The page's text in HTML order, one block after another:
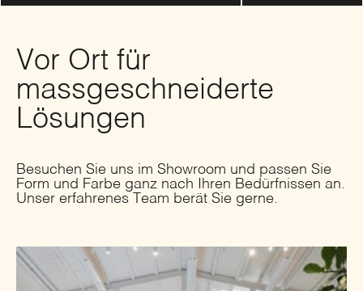
Vor Ort für
massgeschneiderte
Lösungen
Besuchen Sie uns im Showroom und passen Sie
Form und Farbe ganz nach Ihren Bedürfnissen an.
Unser erfahrenes Team berät Sie gerne.